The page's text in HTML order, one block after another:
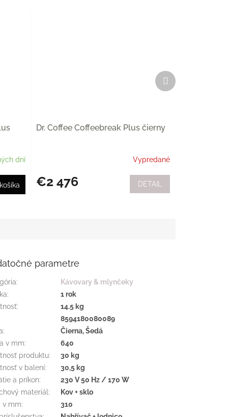
dní
Dr. Coffee Coffeebreak Plus čierny
Vypredané
€2 476 DETAIL
Ďalší
produkt
parametre
:
Kávovary & mlynčeky
:
1 rok
:
14.5 kg
8594180080089
:
Čierna, Šedá
v mm:
640
produktu:
30 kg
v balení:
30,5 kg
a príkon:
230 V 50 Hz / 170 W
materiál :
Kov + sklo
v mm:
310